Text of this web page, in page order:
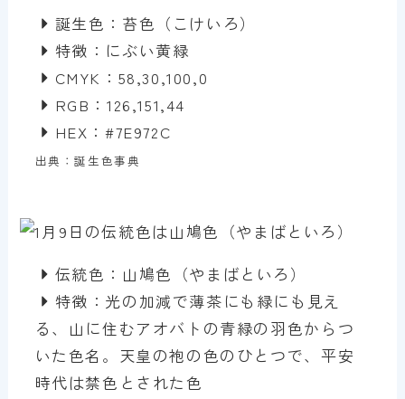
誕生色：苔色（こけいろ）
特徴：にぶい黄緑
CMYK：58,30,100,0
RGB：126,151,44
HEX：#7E972C
出典：誕生色事典
伝統色：山鳩色（やまばといろ）
特徴：光の加減で薄茶にも緑にも見え
る、山に住むアオバトの青緑の羽色からつ
いた色名。天皇の袍の色のひとつで、平安
時代は禁色とされた色